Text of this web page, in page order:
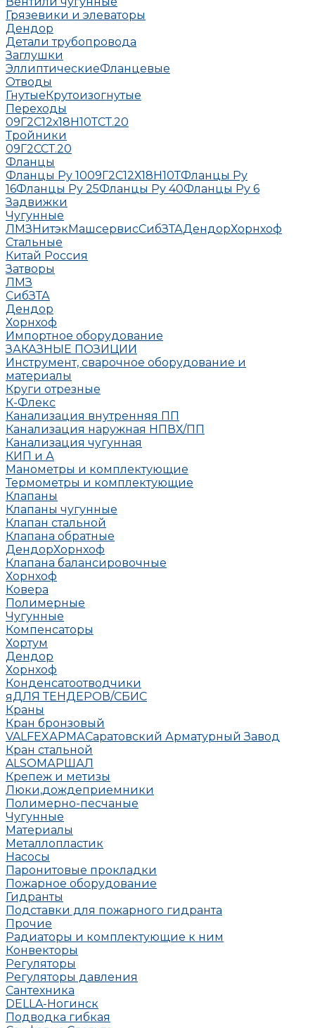
Грязевики и элеваторы
Дендор
Детали трубопровода
Заглушки
ЭллиптическиеФланцевые
Отводы
ГнутыеКрутоизогнутые
Переходы
09Г2С12х18Н10ТСТ.20
Тройники
09Г2ССТ.20
Фланцы
Фланцы Ру 1009Г2С12Х18Н10ТФланцы Ру
16Фланцы Ру 25Фланцы Ру 40Фланцы Ру 6
Задвижки
Чугунные
ЛМЗНитэкМашсервисСибЗТАДендорХорнхоф
Стальные
Китай Россия
Затворы
ЛМЗ
СибЗТА
Дендор
Хорнхоф
Импортное оборудование
ЗАКАЗНЫЕ ПОЗИЦИИ
Инструмент, сварочное оборудование и
материалы
Круги отрезные
К-Флекс
Канализация внутренняя ПП
Канализация наружная НПВХ/ПП
Канализация чугунная
КИП и А
Манометры и комплектующие
Термометры и комплектующие
Клапаны
Клапаны чугунные
Клапан стальной
Клапана обратные
ДендорХорнхоф
Клапана балансировочные
Хорнхоф
Ковера
Полимерные
Чугунные
Компенсаторы
Хортум
Дендор
Хорнхоф
Конденсатоотводчики
яДЛЯ ТЕНДЕРОВ/СБИС
Краны
Кран бронзовый
VALFEXАРМАСаратовский Арматурный Завод
Кран стальной
ALSOМАРШАЛ
Крепеж и метизы
Люки,дождеприемники
Полимерно-песчаные
Чугунные
Материалы
Металлопластик
Насосы
Паронитовые прокладки
Пожарное оборудование
Гидранты
Подставки для пожарного гидранта
Прочие
Радиаторы и комплектующие к ним
Конвекторы
Регуляторы
Регуляторы давления
Сантехника
DELLA-Ногинск
Подводка гибкая